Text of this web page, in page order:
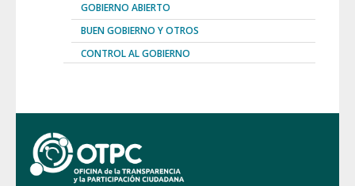
GOBIERNO ABIERTO
BUEN GOBIERNO Y OTROS
CONTROL AL GOBIERNO